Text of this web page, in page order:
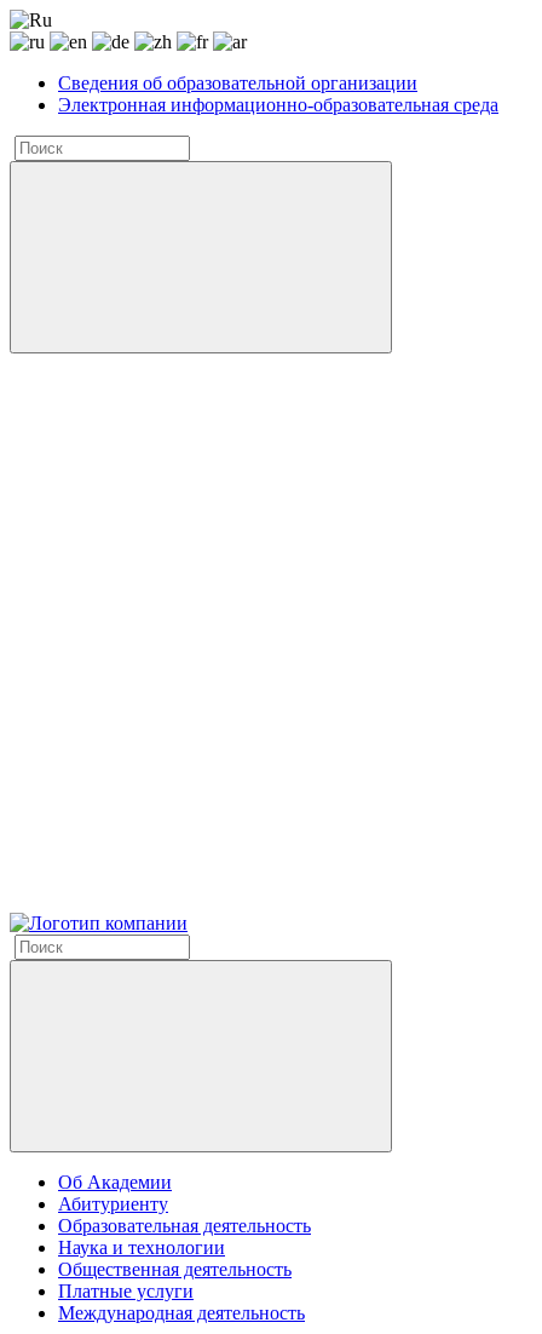
Сведения об образовательной организации
Электронная информационно-образовательная среда
Об Академии
Абитуриенту
Образовательная деятельность
Наука и технологии
Общественная деятельность
Платные услуги
Международная деятельность